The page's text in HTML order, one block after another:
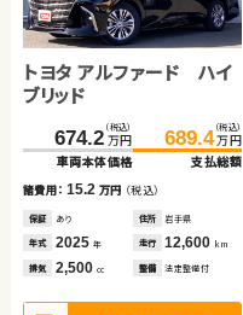
トヨタ アルファード ハイ
ブリッド
674.2 （税込）
万円
車両本体価格
689.4（税込）
万円
支払総額
諸費用：15.2 万円 （税込）
保証 あり 住所 岩手県
年式 2025 年 走行 12,600 km
排気 2,500 cc 整備 法定整備付
トヨタ ヴォクシー
217.1 （税込）
万円
車両本体価格
229.9（税込）
万円
支払総額
諸費用：12.8 万円 （税込）
保証 あり 住所 岩手県
年式 2017 年 走行 72,600 km
排気 2,000 cc 整備 法定整備付
スバル フォレスター ハイ
ブリッド
290.1 （税込）
万円
車両本体価格
300.3（税込）
万円
支払総額
諸費用：10.2 万円 （税込）
保証 あり 住所 福島県
年式 2019 年 走行 28,800 km
排気 2,000 cc 整備 なし
スズキ スイフト
160.5 （税込）
万円
車両本体価格
169.7（税込）
万円
支払総額
諸費用：9.2万円（税込）
保証 あり 住所 茨城県
年式 2020 年 走行 68,800 km
排気 1,400 cc 整備 法定整備付